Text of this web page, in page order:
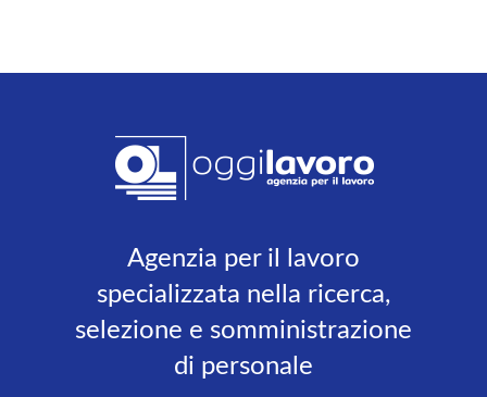
Agenzia per il lavoro
specializzata nella ricerca,
selezione e somministrazione
di personale